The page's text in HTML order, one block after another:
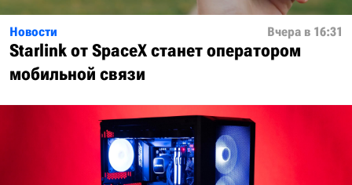
Новости Вчера в 16:31
Starlink от SpaceX станет оператором
мобильной связи